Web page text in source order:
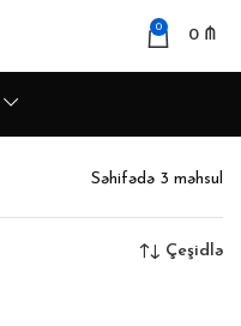
0 0 ₼
Səhifədə 3 məhsul
Çeşidlə